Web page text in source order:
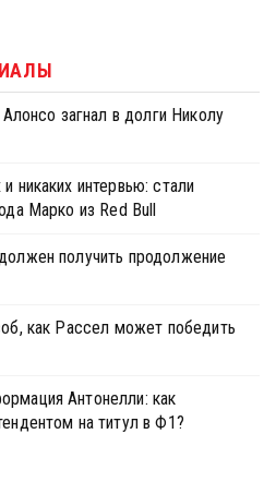
загнал в долги Николу
никаких интервью: стали
Марко из Red Bull
получить продолжение
как Рассел может победить
Антонелли: как
на титул в Ф1?